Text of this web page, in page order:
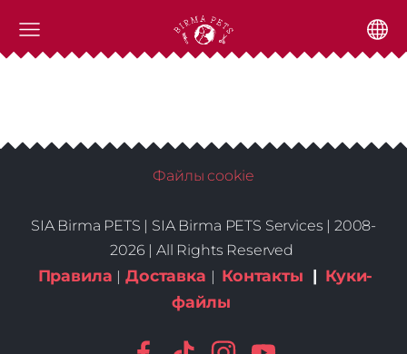
Файлы cookie
SIA Birma PETS | SIA Birma PETS Services | 2008-
2026 | All Rights Reserved
Правила | Доставка | Контакты | Куки-
файлы